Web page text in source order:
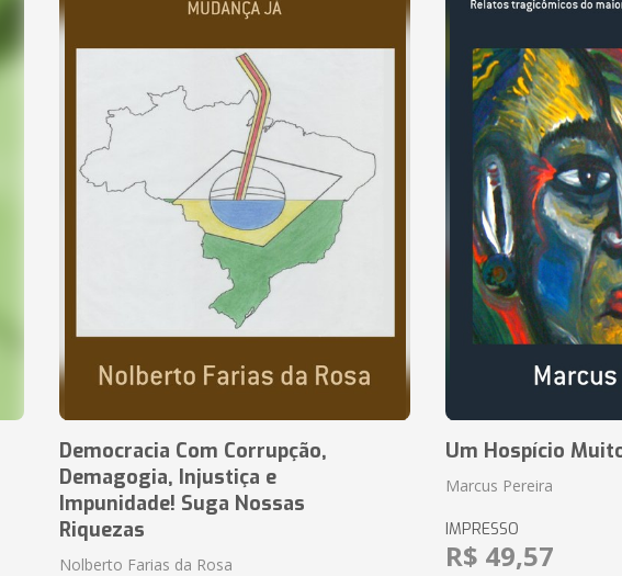
Democracia Com Corrupção,
Demagogia, Injustiça e
Impunidade! Suga Nossas
Riquezas
Nolberto Farias da Rosa
Um Hospício
Marcus Pereira
IMPRESSO
R$ 49,57